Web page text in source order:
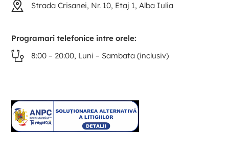
Strada Crisanei, Nr. 10, Etaj 1, Alba Iulia
Programari telefonice intre orele:
8:00 – 20:00, Luni – Sambata (inclusiv)